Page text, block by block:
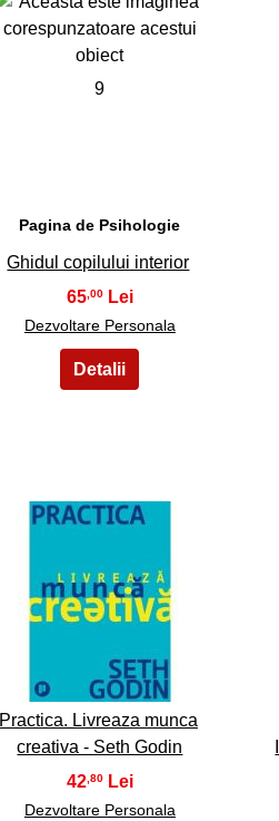
9
Pagina de Psihologie
Ghidul copilului interior
65,00
Dezvoltare Personala
14
Practica. Livreaza munca
creativa - Seth Godin
42,80
Dezvoltare Personala